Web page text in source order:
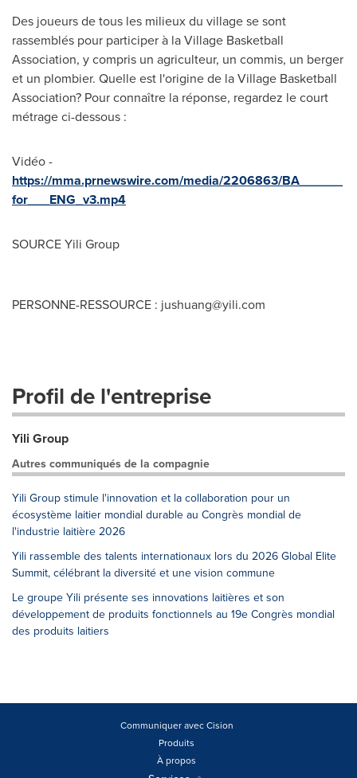
Des joueurs de tous les milieux du village se sont
rassemblés pour participer à la Village Basketball
Association, y compris un agriculteur, un commis, un berger
et un plombier. Quelle est l'origine de la Village Basketball
Association? Pour connaître la réponse, regardez le court
métrage ci-dessous :
Vidéo -
https://mma.prnewswire.com/media/2206863/BA______
for___ENG_v3.mp4
SOURCE Yili Group
PERSONNE-RESSOURCE : jushuang@yili.com
Profil de l'entreprise
Yili Group
Autres communiqués de la compagnie
Yili Group stimule l'innovation et la collaboration pour un
écosystème laitier mondial durable au Congrès mondial de
l'industrie laitière 2026
Yili rassemble des talents internationaux lors du 2026 Global Elite
Summit, célébrant la diversité et une vision commune
Le groupe Yili présente ses innovations laitières et son
développement de produits fonctionnels au 19e Congrès mondial
des produits laitiers
Communiquer avec Cision
Produits
À propos